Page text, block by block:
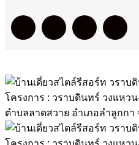
สวาย อำเภ
ปทุมธานี